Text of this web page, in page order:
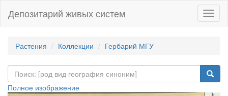
Депозитарий живых систем
Растения Коллекции Гербарий МГУ
Полное изображение